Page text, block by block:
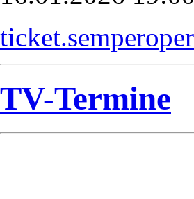
TV-Termine